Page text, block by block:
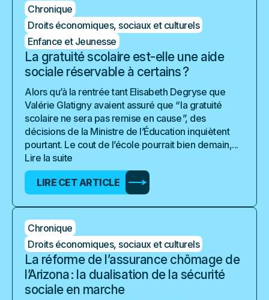
Chronique
Droits économiques, sociaux et culturels
Enfance et Jeunesse
La gratuité scolaire est-elle une aide
sociale réservable à certains ?
Alors qu’à la rentrée tant Elisabeth Degryse que
Valérie Glatigny avaient assuré que “ la gratuité
scolaire ne sera pas remise en cause ”, des
décisions de la Ministre de l’Éducation inquiètent
pourtant. Le cout de l’école pourrait bien demain,...
Lire la suite
LIRE CET ARTICLE
Chronique
Droits économiques, sociaux et culturels
La réforme de l’assurance chômage de
l’Arizona : la dualisation de la sécurité
sociale en marche